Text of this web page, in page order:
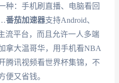
种：手机刷直播、电脑看回
番茄加速器支持Android、
流平台，而且允许一人多端
拿大温哥华，用手机看NBA
腾讯视频看世界杯集锦，不
便又省钱。